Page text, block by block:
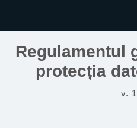
Regulamentul
protecția
v.